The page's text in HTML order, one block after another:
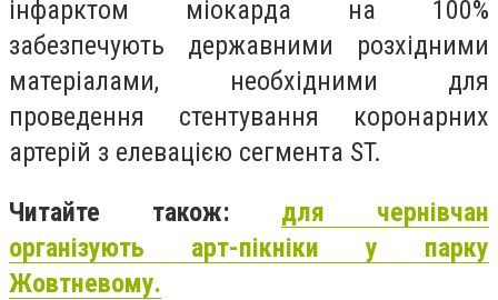
інфарктом міокарда на 100%
забезпечують державними розхідними
матеріалами, необхідними для
проведення стентування коронарних
артерій з елевацією сегмента ST.
Читайте також: для чернівчан
організують арт-пікніки у парку
Жовтневому.